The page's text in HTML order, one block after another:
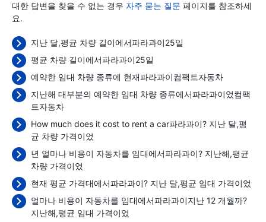
대한 답변을 찾을 수 없는 경우 자주 묻는 질문 페이지를 참조하세
요.
지난 달,평균 차량 길이에서파라과이25일
평균 차량 길이에서파라과이25일
예약한 임대 차량 종류에 현재파라과이컴팩트자동차
지난해 대부분의 예약한 임대 차량 종류에서파라과이었컴팩
트자동차
How much does it cost to rent a car파라과이? 지난 달,평
균 차량 가격이었
년 얼마나 비용이 자동차를 임대에서파라과이? 지난해,평균
차량 가격이었
현재 평균 가격대에서파라과이? 지난 달,평균 임대 가격이었
얼마나 비용이 자동차를 임대에서파라과이지난 12 개월까?
지난해,평균 임대 가격이었